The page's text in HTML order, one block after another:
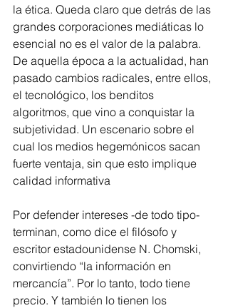
la ética. Queda claro que detrás de las
grandes corporaciones mediáticas lo
esencial no es el valor de la palabra.
De aquella época a la actualidad, han
pasado cambios radicales, entre ellos,
el tecnológico, los benditos
algoritmos, que vino a conquistar la
subjetividad. Un escenario sobre el
cual los medios hegemónicos sacan
fuerte ventaja, sin que esto implique
calidad informativa
Por defender intereses -de todo tipo-
terminan, como dice el filósofo y
escritor estadounidense N. Chomski,
convirtiendo “la información en
mercancía”. Por lo tanto, todo tiene
precio. Y también lo tienen los